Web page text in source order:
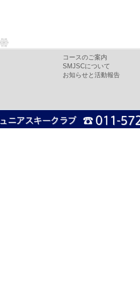
コースのご案内
SMJSCについて
お知らせと活動報告